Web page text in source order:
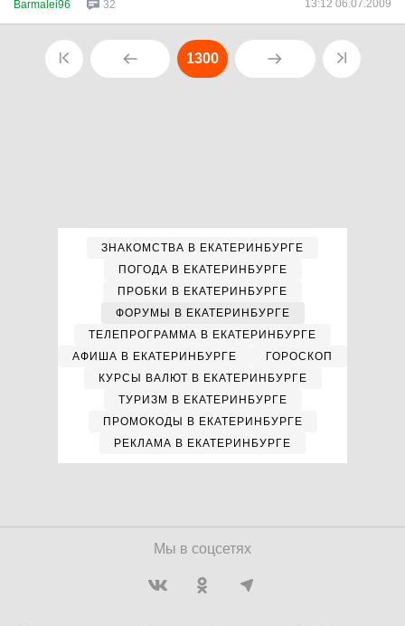
Barmalei96 32 13:12 06.07.2009
1300
ЗНАКОМСТВА В ЕКАТЕРИНБУРГЕ
ПОГОДА В ЕКАТЕРИНБУРГЕ
ПРОБКИ В ЕКАТЕРИНБУРГЕ
ФОРУМЫ В ЕКАТЕРИНБУРГЕ
ТЕЛЕПРОГРАММА В ЕКАТЕРИНБУРГЕ
АФИША В ЕКАТЕРИНБУРГЕ
ГОРОСКОП
КУРСЫ ВАЛЮТ В ЕКАТЕРИНБУРГЕ
ТУРИЗМ В ЕКАТЕРИНБУРГЕ
ПРОМОКОДЫ В ЕКАТЕРИНБУРГЕ
РЕКЛАМА В ЕКАТЕРИНБУРГЕ
Мы в соцсетях